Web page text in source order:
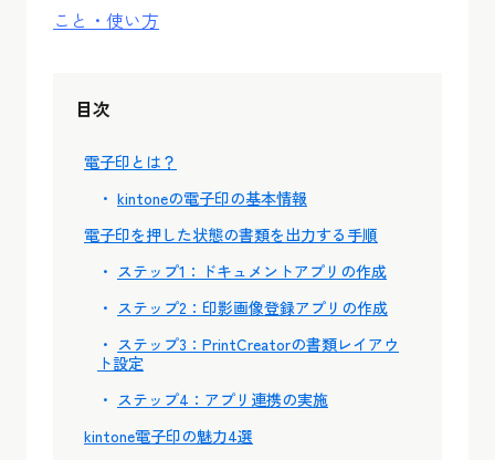
こと・使い方
目次
電子印とは？
kintoneの電子印の基本情報
電子印を押した状態の書類を出力する手順
ステップ1：ドキュメントアプリの作成
ステップ2：印影画像登録アプリの作成
ステップ3：PrintCreatorの書類レイアウ
ト設定
ステップ4：アプリ連携の実施
kintone電子印の魅力4選